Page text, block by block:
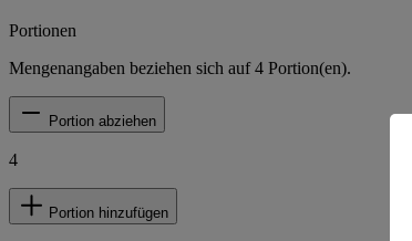
Portionen
Mengenangaben beziehen sich auf4 Portion(en).
Portion abziehen
4
Portion hinzufügen